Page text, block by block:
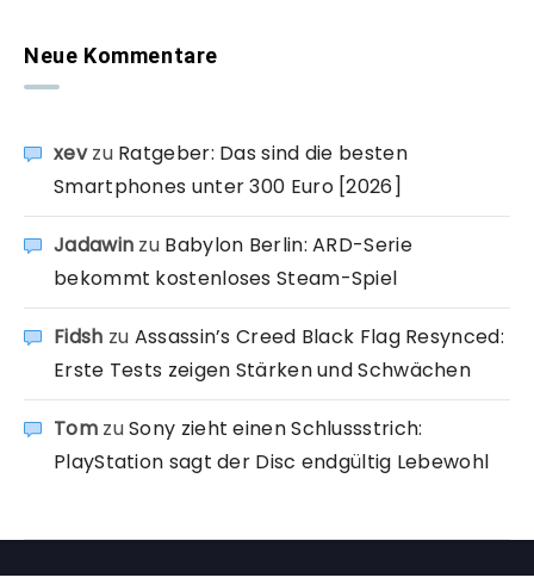
Neue Kommentare
xevzu Ratgeber: Das sind die besten
Smartphones unter 300 Euro [2026]
Jadawin zu Babylon Berlin: ARD-Serie
bekommt kostenloses Steam-Spiel
Fidsh zu Assassin’s Creed Black Flag Resynced:
Erste Tests zeigen Stärken und Schwächen
TomzuSony zieht einen Schlussstrich:
PlayStation sagt der Disc endgültig Lebewohl